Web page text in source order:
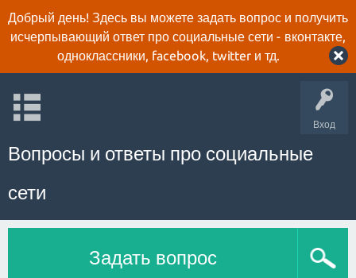
Добрый день! Здесь вы можете задать вопрос и получить
исчерпывающий ответ про социальные сети - вконтакте,
одноклассники, facebook, twitter и тд.
Вход
Вопросы и ответы про социальные
сети
Задать вопрос